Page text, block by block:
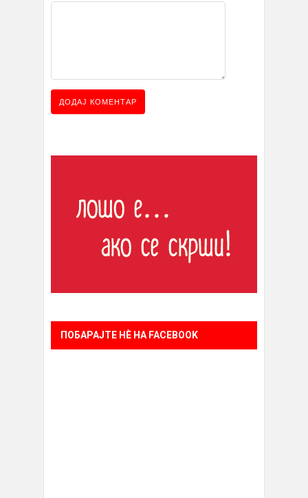
ПОБАРАЈТЕ НÈ НА FACEBOOK